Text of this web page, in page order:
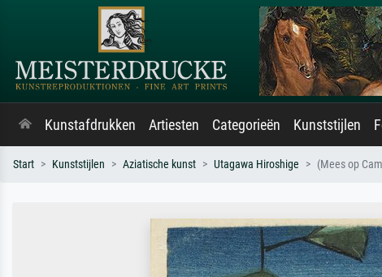
Kunstafdrukken Artiesten Categorieën Kunststijlen
Start Kunststijlen Aziatische kunst Utagawa Hiroshige (Mees op